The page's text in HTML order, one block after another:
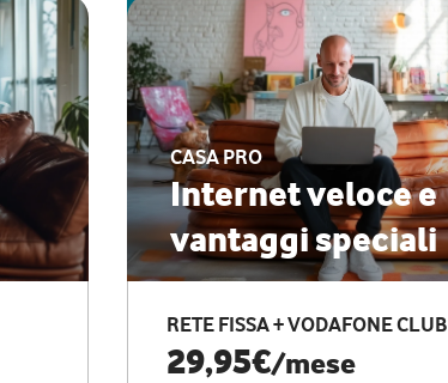
CASA PRO
Internet veloce e
vantaggi speciali
RETE FISSA + VODAFONE CLUB
29,95€/mese